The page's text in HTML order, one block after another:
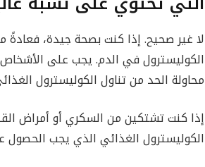
لا غير صحيح. إذا كنت بصحة جيدة، فعادةً
الكوليسترول في الدم. يجب على الأشخاص
محاولة الحد من تناول الكوليسترول
إذا كنت تشتكين من السكري أو أمراض
الكوليسترول الغذائي الذي يجب الحصول